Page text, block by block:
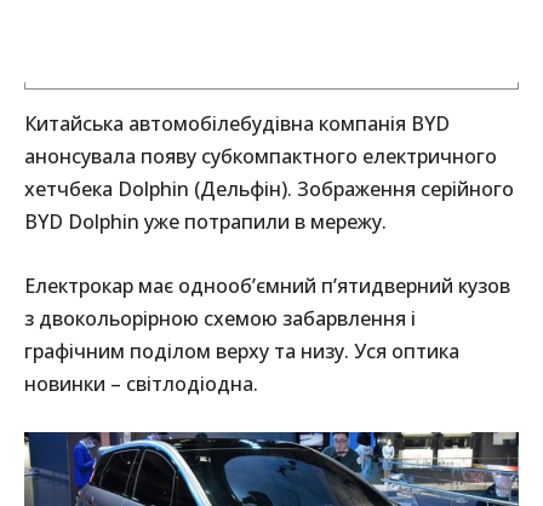
Китайська автомобілебудівна компанія BYD
анонсувала появу субкомпактного електричного
хетчбека Dolphin (Дельфін). Зображення серійного
BYD Dolphin уже потрапили в мережу.
Електрокар має однооб’ємний п’ятидверний кузов
з двокольорірною схемою забарвлення і
графічним поділом верху та низу. Уся оптика
новинки – світлодіодна.